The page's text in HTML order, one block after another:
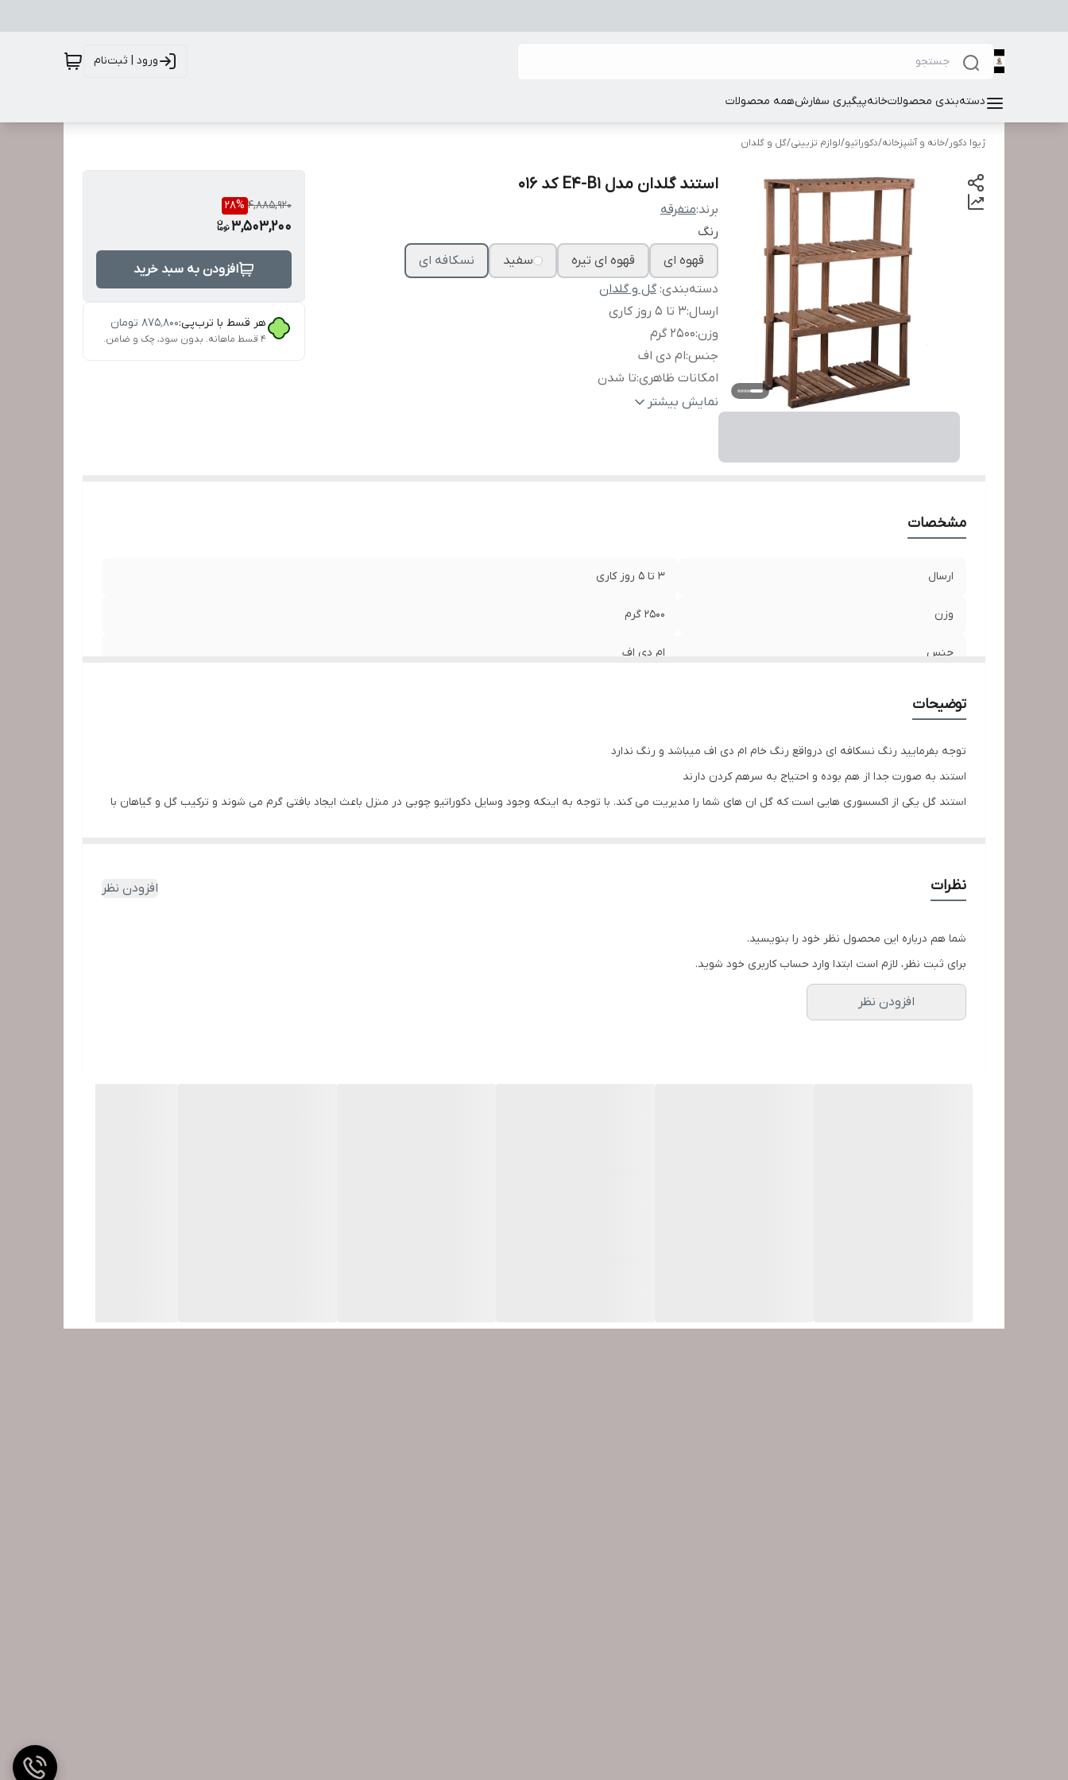
ورود | ثبت‌نام
دسته‌بندی محصولاتخانهپیگیری سفارشهمه محصولات
ژیوا دکور/خانه و آشپزخانه/دکوراتیو/لوازم تزیینی/گل و گلدان
استند گلدان مدل E4-B1 کد 016
برند:متفرقه
رنگ
قهوه ای
قهوه ای تیره سفید
نسکافه ای
دسته‌بندی:گل و گلدان
ارسال:3 تا 5 روز کاری
وزن:2500 گرم
جنس:ام دی اف
امکانات ظاهری:تا شدن
ابعاد:60x25x90 سانتی‌متر
نمایش بیشتر
4,885,920
28%
3,503,200
افزودن به سبد خرید
هر قسط با ترب‌پی:۸۷۵٬۸۰۰ تومان
۴ قسط ماهانه. بدون سود، چک و ضامن.
مشخصات
ارسال 3 تا 5 روز کاری
وزن 2500 گرم
جنس ام دی اف
توضیحات
توجه بفرمایید رنگ نسکافه ای درواقع رنگ خام ام دی اف میباشد و رنگ ندارد
استند به صورت جدا از هم بوده و احتیاج به سرهم کردن دارند
استند گل یکی از اکسسوری هایی است که گل ان های شما را مدیریت می کند. با توجه به اینکه وجود وسایل دکوراتیو چوبی در منزل باعث ایجاد بافتی گرم می شوند و ترکیب گل و گیاهان با
نظرات افزودن نظر
شما هم درباره این محصول نظر خود را بنویسید.
برای ثبت نظر، لازم است ابتدا وارد حساب کاربری خود شوید.
افزودن نظر